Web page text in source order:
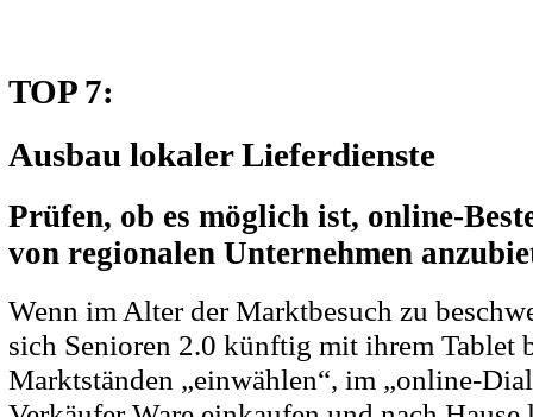
TOP 7:
Ausbau lokaler Lieferdienste
Prüfen, ob es möglich ist, online-
von regionalen Unternehmen
Wenn im Alter der Marktbesuch zu
sich Senioren 2.0 künftig mit ihrem Tablet
Marktständen „einwählen“, im „online-